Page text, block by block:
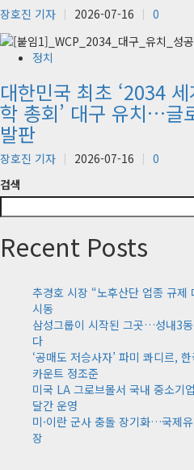
장호진 기자 2026-07-16 0
정치
대한민국 최초 ‘2034
학 총회’ 대구 유치…글
발판
장호진 기자 2026-07-16
0
검색
Recent Posts
추경호 시장 “노후산단 업종 규
시동
삼성그룹이 시작된 그곳…성내3
다
‘공매도 저승사자’ 파미 콰디르,
카운트 정조준
미국 LA 그로브몰서 국내 중소기
달간 운영
미·이란 군사 충돌 장기화…국제
장